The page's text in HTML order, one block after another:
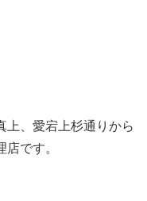
上、愛宕上杉通りから
です。